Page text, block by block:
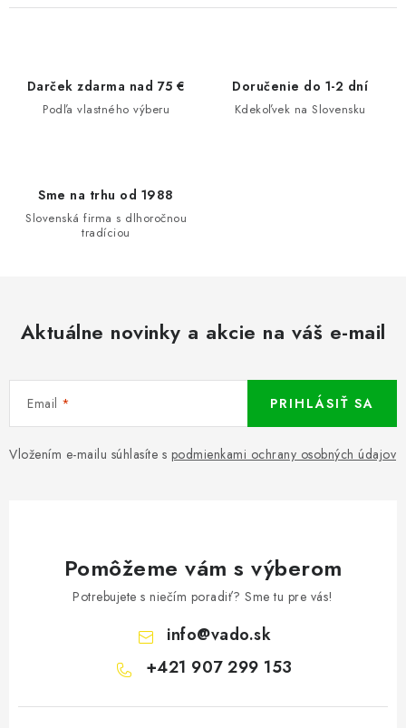
Darček zdarma nad 75 €
Podľa vlastného výberu
Doručenie do 1-2 dní
Kdekoľvek na Slovensku
Sme na trhu od 1988
Slovenská firma s dlhoročnou
tradíciou
Aktuálne novinky a akcie na váš e-mail
Email
Vložením e-mailu súhlasíte s podmienkami ochrany osobných údajov
PRIHLÁSIŤ SA
Pomôžeme vám s výberom
Potrebujete s niečím poradiť? Sme tu pre vás!
info@vado.sk
+421 907 299 153